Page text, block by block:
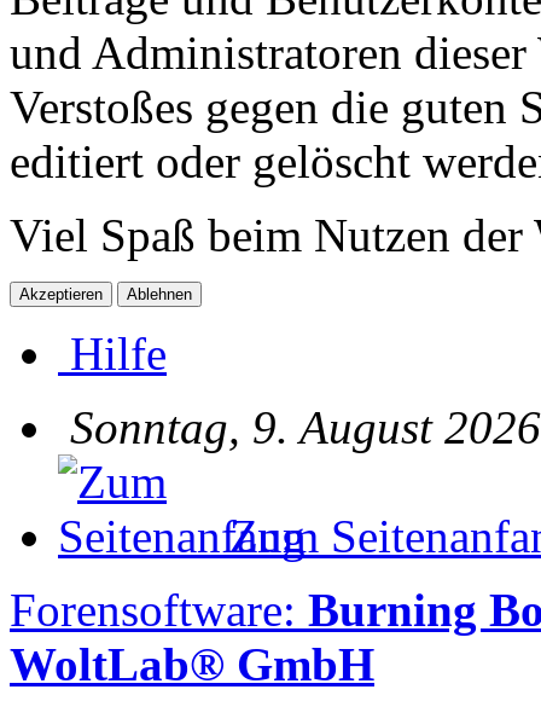
und Administratoren dieser
Verstoßes gegen die guten
editiert oder gelöscht
Viel Spaß beim Nutzen
Hilfe
Sonntag, 9. August
Zum
Forensoftware: Burning
WoltLab® GmbH